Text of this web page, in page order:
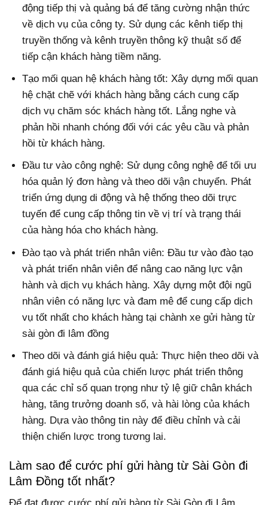
động tiếp thị và quảng bá để tăng cường nhận thức
về dịch vụ của công ty. Sử dụng các kênh tiếp thị
truyền thống và kênh truyền thông kỹ thuật số để
tiếp cận khách hàng tiềm năng.
Tạo mối quan hệ khách hàng tốt: Xây dựng mối quan
hệ chặt chẽ với khách hàng bằng cách cung cấp
dịch vụ chăm sóc khách hàng tốt. Lắng nghe và
phản hồi nhanh chóng đối với các yêu cầu và phản
hồi từ khách hàng.
Đầu tư vào công nghệ: Sử dụng công nghệ để tối ưu
hóa quản lý đơn hàng và theo dõi vận chuyển. Phát
triển ứng dụng di động và hệ thống theo dõi trực
tuyến để cung cấp thông tin về vị trí và trạng thái
của hàng hóa cho khách hàng.
Đào tạo và phát triển nhân viên: Đầu tư vào đào tạo
và phát triển nhân viên để nâng cao năng lực vận
hành và dịch vụ khách hàng. Xây dựng một đội ngũ
nhân viên có năng lực và đam mê để cung cấp dịch
vụ tốt nhất cho khách hàng tại chành xe gửi hàng từ
sài gòn đi lâm đồng
Theo dõi và đánh giá hiệu quả: Thực hiện theo dõi và
đánh giá hiệu quả của chiến lược phát triển thông
qua các chỉ số quan trọng như tỷ lệ giữ chân khách
hàng, tăng trưởng doanh số, và hài lòng của khách
hàng. Dựa vào thông tin này để điều chỉnh và cải
thiện chiến lược trong tương lai.
Làm sao để cước phí gửi hàng từ Sài Gòn đi
Lâm Đồng tốt nhất?